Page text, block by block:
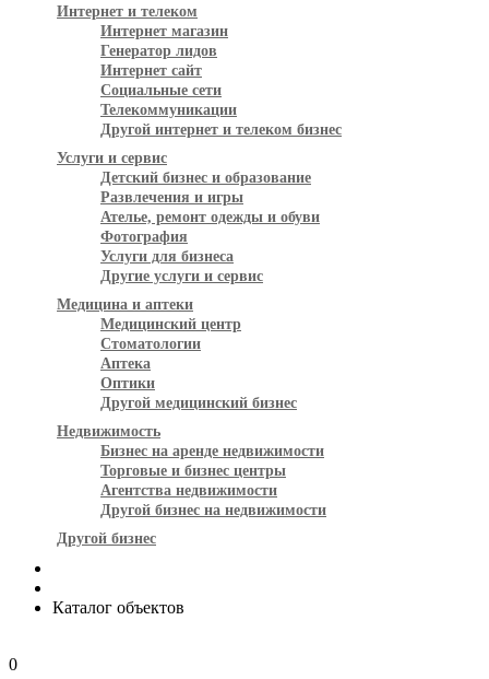
Интернет и телеком
Интернет магазин
Генератор лидов
Интернет сайт
Социальные сети
Телекоммуникации
Другой интернет и телеком бизнес
Услуги и сервис
Детский бизнес и образование
Развлечения и игры
Ателье, ремонт одежды и обуви
Фотография
Услуги для бизнеса
Другие услуги и сервис
Медицина и аптеки
Медицинский центр
Стоматологии
Аптека
Оптики
Другой медицинский бизнес
Недвижимость
Бизнес на аренде недвижимости
Торговые и бизнес центры
Агентства недвижимости
Другой бизнес на недвижимости
Другой бизнес
Каталог объектов
0